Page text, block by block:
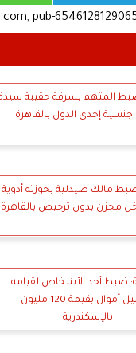
pub-
ضبط المتهم بسرقة حقيبة
إحدى الدول بالقاهرة
مالك صيدلية بحوزته أدوية
مخزن بدون ترخيص بالقاهرة
ضبط أحد الأشخاص لقيامه
بغسيل أموال بقيمة 120 مليون
بالإسكندرية